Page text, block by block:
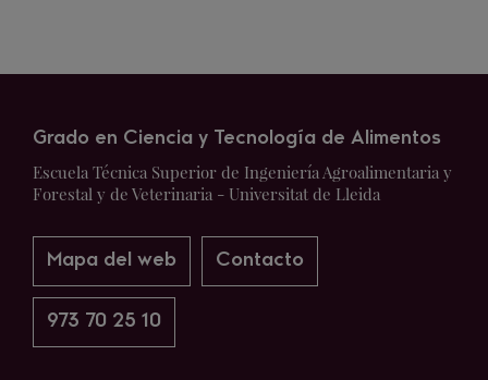
Grado en Ciencia y Tecnología de Alimentos
Escuela Técnica Superior de Ingeniería Agroalimentaria y
Forestal y de Veterinaria - Universitat de Lleida
Mapa del web Contacto
973 70 25 10